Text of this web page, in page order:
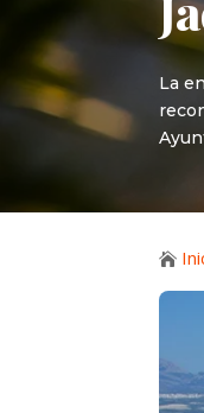
La
